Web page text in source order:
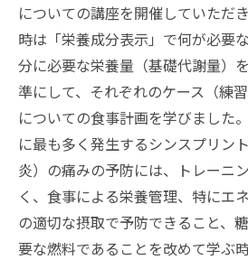
についての講座を開催していただ
時は「栄養成分表示」で何が必要
分に必要な栄養量（基礎代謝量）
準にして、それぞれのケース（練
についての食事計画を学びました。
に最も多く発生するシンスプリン
炎）の痛みの予防には、トレーニ
く、食事による栄養管理、特にエ
の適切な摂取で予防できること、
要な燃料であることを改めて学ぶ